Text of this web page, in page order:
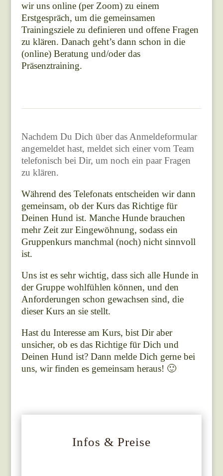
wir uns online (per Zoom) zu einem
Erstgespräch, um die gemeinsamen
Trainingsziele zu definieren und offene Fragen
zu klären. Danach geht’s dann schon in die
(online) Beratung und/oder das
Präsenztraining.
Nachdem Du Dich über das Anmeldeformular
angemeldet hast, meldet sich einer vom Team
telefonisch bei Dir, um noch ein paar Fragen
zu klären.
Während des Telefonats entscheiden wir dann
gemeinsam, ob der Kurs das Richtige für
Deinen Hund ist. Manche Hunde brauchen
mehr Zeit zur Eingewöhnung, sodass ein
Gruppenkurs manchmal (noch) nicht sinnvoll
ist.
Uns ist es sehr wichtig, dass sich alle Hunde in
der Gruppe wohlfühlen können, und den
Anforderungen schon gewachsen sind, die
dieser Kurs an sie stellt.
Hast du Interesse am Kurs, bist Dir aber
unsicher, ob es das Richtige für Dich und
Deinen Hund ist? Dann melde Dich gerne bei
uns, wir finden es gemeinsam heraus! 🙂
Infos & Preise